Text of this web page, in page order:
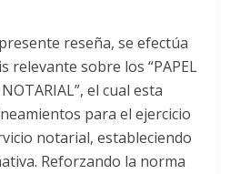
reseña, se efectúa
relevante sobre los “PAPEL
el cual esta
para el ejercicio
notarial, estableciendo
Reforzando la norma